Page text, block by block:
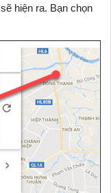
hiện ra. Bạn chọn